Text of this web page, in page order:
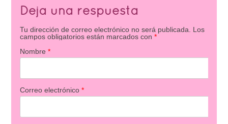
Deja una respuesta
Tu dirección de correo electrónico no será publicada.
Los
campos obligatorios están marcados con *
Nombre *
Correo electrónico *